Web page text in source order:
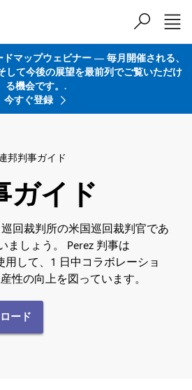
マップウェビナー ― 毎月開催される、
して今後の展望を最前列でご覧いただけ
る機会です。.
今すぐ登録
邦判事ガイド
ガイド
回裁判所の米国巡回裁判官であ
ましょう。 Perez 判事は
用して、1 日中コラボレーショ
性の向上を図っています。
ード